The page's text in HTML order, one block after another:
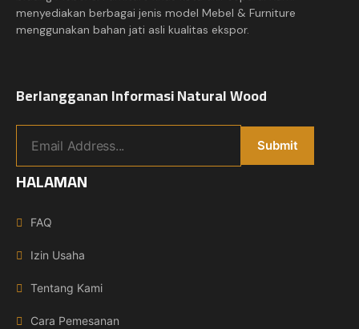
menyediakan berbagai jenis model Mebel & Furniture
menggunakan bahan jati asli kualitas ekspor.
Berlangganan Informasi Natural Wood
HALAMAN
FAQ
Izin Usaha
Tentang Kami
Cara Pemesanan